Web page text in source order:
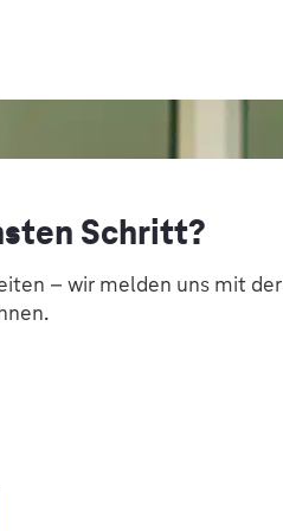
Schritt?
– wir melden uns mit der